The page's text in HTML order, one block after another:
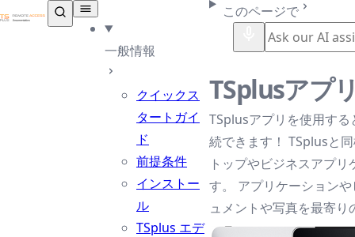
TSplus ドキュメンテーション ®
一般情報
クイックス
タートガイ
ド
前提条件
インストー
ル
TSplus エデ
このページで
TSplusアプ
TSplusアプリを使用す
続できます！ TSplusと
トップやビジネスアプ
す。 アプリケーション
ュメントや写真を最寄